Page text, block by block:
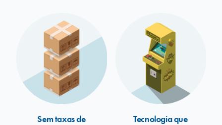
Sem taxas de
Tecnologia que